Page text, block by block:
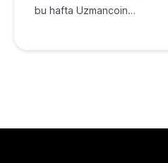
bu hafta Uzmancoin…